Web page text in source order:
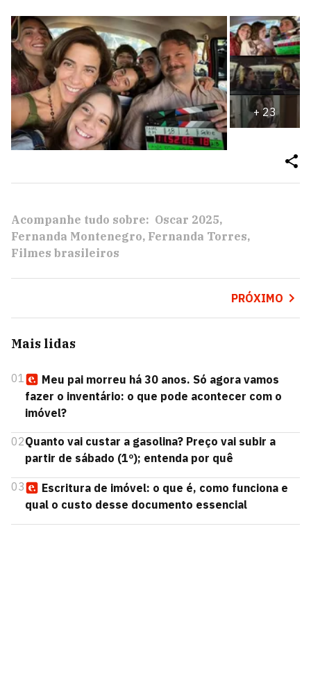
+23
Acompanhe tudo sobre: Oscar 2025
Fernanda Montenegro Fernanda Torres
Filmes brasileiros
PRÓXIMO
Mais lidas
01
Meu pai morreu há 30 anos. Só agora vamos
fazer o inventário: o que pode acontecer com o
imóvel?
02Quanto vai custar a gasolina? Preço vai subir a
partir de sábado (1º); entenda por quê
03
Escritura de imóvel: o que é, como funciona e
qual o custo desse documento essencial